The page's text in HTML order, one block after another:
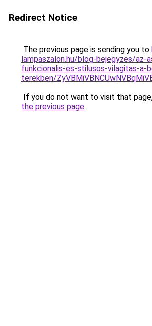
Redirect Notice
The previous page is sending you to
lampaszalon.hu/blog-bejegyzes/az-
funkcionalis-es-stilusos-vilagitas-a-
terekben/
If you do not want to visit that
the previous page.